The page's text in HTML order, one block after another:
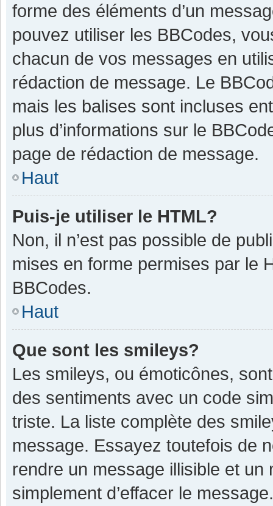
forme des éléments d’un
pouvez utiliser les BBCodes,
chacun de vos messages en
rédaction de message. Le
mais les balises sont incluses
plus d’informations sur le
page de rédaction de message.
Haut
Puis-je utiliser le HTML?
Non, il n’est pas possible de
mises en forme permises par le
BBCodes.
Haut
Que sont les smileys?
Les smileys, ou émoticônes,
des sentiments avec un code
triste. La liste complète des
message. Essayez toutefois de
rendre un message illisible et
simplement d’effacer le